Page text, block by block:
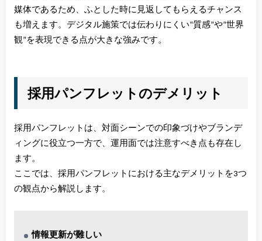
媒体であるため、ふとした時に見返してもらえるチャンス
も増えます。デジタル施策では伝わりにくい“質感”や“世界
観”を表現できる点が大きな強みです。
採用パンフレットのデメリット
採用パンフレットは、対面シーンでの印象づけやブランデ
ィングに役立つ一方で、運用面では注意すべき点も存在し
ます。
ここでは、採用パンフレットにおける主なデメリットを3つ
の観点から解説します。
情報更新が難しい